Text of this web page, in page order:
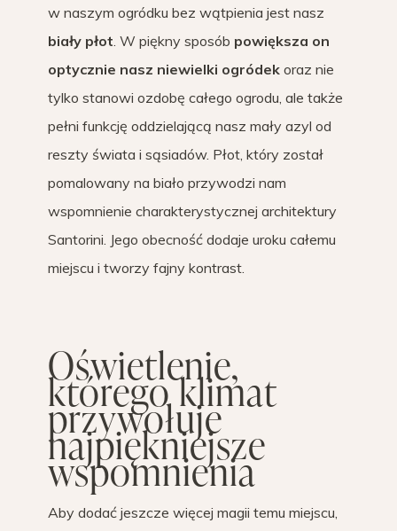
w naszym ogródku bez wątpienia jest nasz
biały płot. W piękny sposób powiększa on
optycznie nasz niewielki ogródek oraz nie
tylko stanowi ozdobę całego ogrodu, ale także
pełni funkcję oddzielającą nasz mały azyl od
reszty świata i sąsiadów. Płot, który został
pomalowany na biało przywodzi nam
wspomnienie charakterystycznej architektury
Santorini. Jego obecność dodaje uroku całemu
miejscu i tworzy fajny kontrast.
Oświetlenie,
którego klimat
przywołuje
najpiękniejsze
wspomnienia
Aby dodać jeszcze więcej magii temu miejscu,